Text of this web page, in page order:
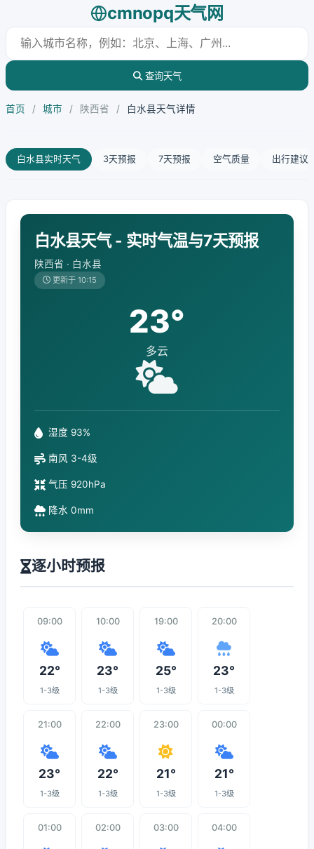
cmnopq天气网
查询天气
首页 / 城市 / 陕西省 / 白水县天气详情
白水县实时天气 3天预报 7天预报 空气质量 出行建议
白水县天气 - 实时气温与7天预报
陕西省 · 白水县
更新于 10:15
23°
多云
湿度 93%
南风 3-4级
气压 920hPa
降水 0mm
逐小时预报
09:00
22°
1-3级
10:00
23°
1-3级
19:00
25°
1-3级
20:00
23°
1-3级
21:00
23°
1-3级
22:00
22°
1-3级
23:00
21°
1-3级
00:00
21°
1-3级
01:00 02:00 03:00 04:00